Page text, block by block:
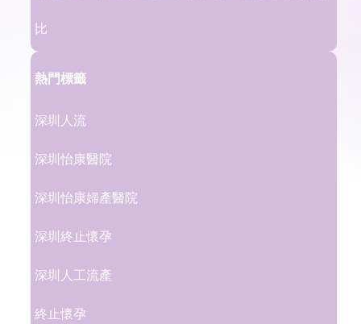
比
熱門標籤
深圳人流
深圳怡康醫院
深圳怡康婦產醫院
深圳終止懷孕
深圳人工流產
終止懷孕